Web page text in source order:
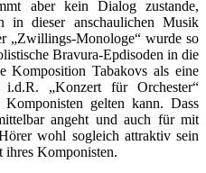
aber kein Dialog zustande,
in dieser anschaulichen Musik
„Zwillings-Monologe“ wurde so
Bravura-Epdisoden in die
Komposition Tabakovs als eine
„Konzert für Orchester“
gelten kann. Dass
angeht und auch für mit
wohl sogleich attraktiv sein
ihres Komponisten.